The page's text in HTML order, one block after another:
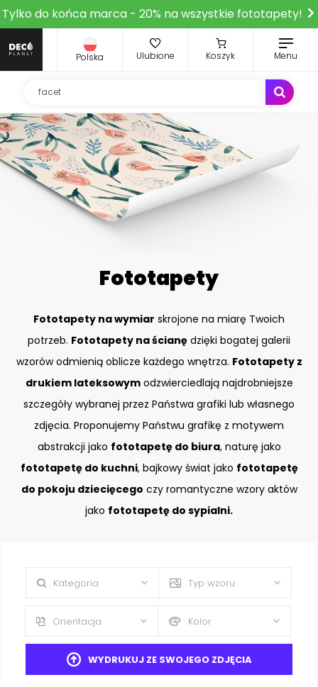
Tylko do końca marca - 20% na wszystkie fototapety!
Polska Ulubione Koszyk Menu
Fototapety
Fototapety na wymiar skrojone na miarę Twoich
potrzeb. Fototapety na ścianę dzięki bogatej galerii
wzorów odmienią oblicze każdego wnętrza. Fototapety z
drukiem lateksowymodzwierciedlają najdrobniejsze
szczegóły wybranej przez Państwa grafiki lub własnego
zdjęcia. Proponujemy Państwu grafikę z motywem
abstrakcji jako fototapetę do biura, naturę jako
fototapetę do kuchni, bajkowy świat jako fototapetę
do pokoju dziecięcego czy romantyczne wzory aktów
jako fototapetę do sypialni.
Kategoria Typ wzoru
Orientacja Kolor
WYDRUKUJ ZE SWOJEGO ZDJĘCIA